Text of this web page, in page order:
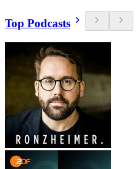
Top Podcasts